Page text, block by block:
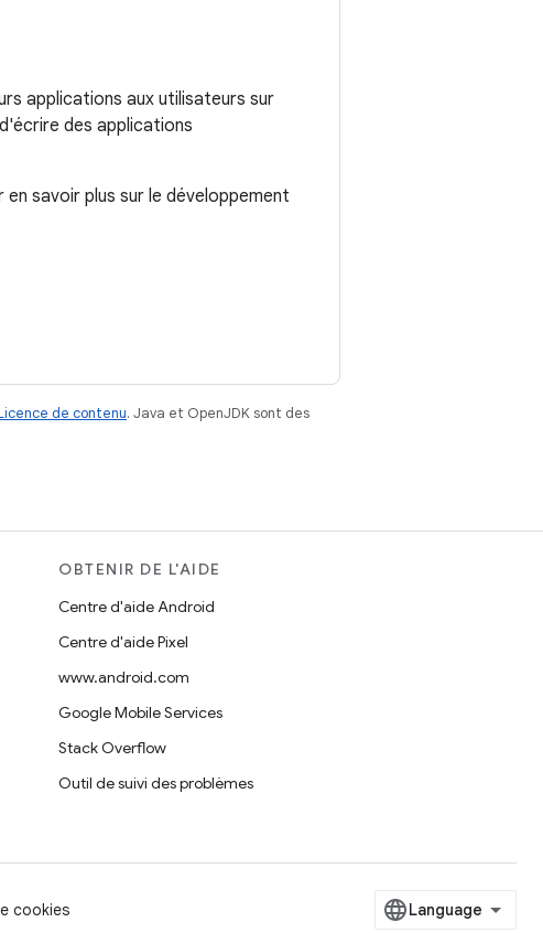
applications aux utilisateurs sur
des applications
savoir plus sur le développement
de contenu. Java et OpenJDK sont des
OBTENIR DE L'AIDE
Centre d'aide Android
Centre d'aide Pixel
www.android.com
Google Mobile Services
Stack Overflow
Outil de suivi des problèmes
cookies